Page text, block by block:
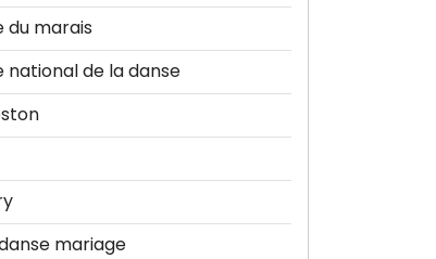
du marais
national de la danse
mariage